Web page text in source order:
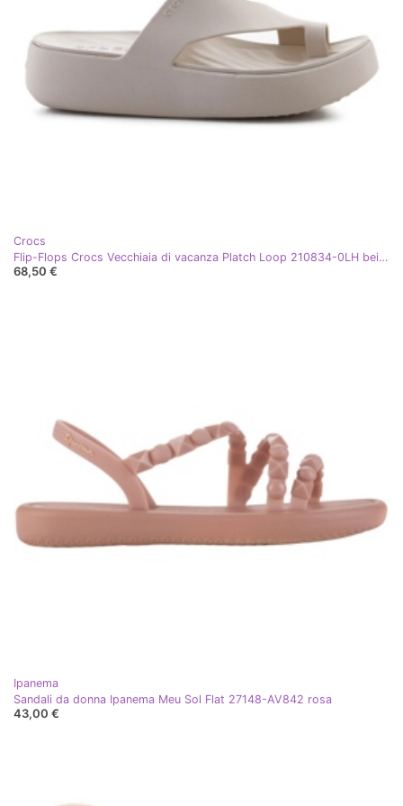
Crocs
Flip-Flops Crocs Vecchiaia di vacanza Platch Loop 210834-0LH beige
68,50 €
Ipanema
Sandali da donna Ipanema Meu Sol Flat 27148-AV842 rosa
43,00 €